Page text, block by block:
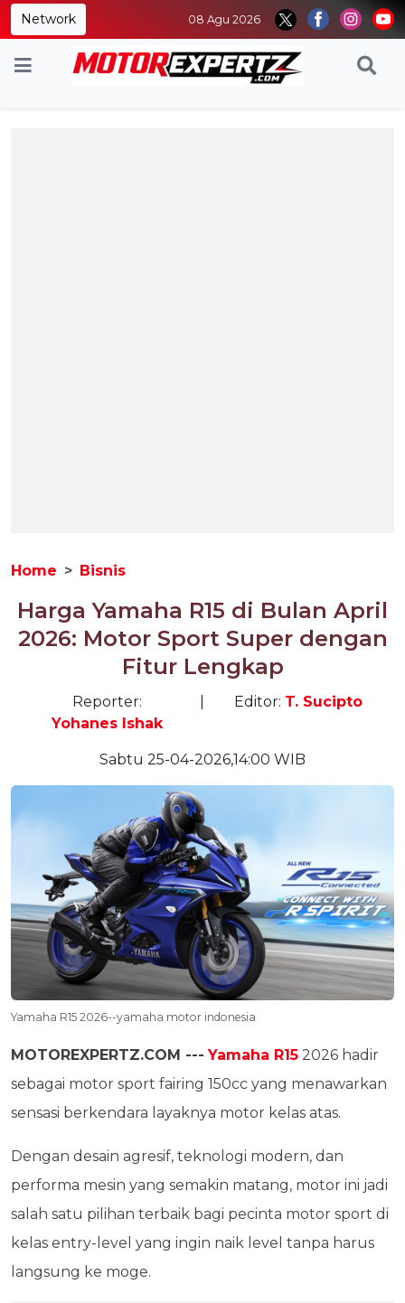
Network 08 Agu 2026
Home Bisnis
Harga Yamaha R15 di Bulan April
2026: Motor Sport Super dengan
Fitur Lengkap
Reporter:
Yohanes Ishak
Editor: T. Sucipto
Sabtu 25-04-2026,14:00 WIB
Yamaha R15 2026--yamaha motor indonesia
MOTOREXPERTZ.COM --- Yamaha R15 2026 hadir
sebagai motor sport fairing 150cc yang menawarkan
sensasi berkendara layaknya motor kelas atas.
Dengan desain agresif, teknologi modern, dan
performa mesin yang semakin matang, motor ini jadi
salah satu pilihan terbaik bagi pecinta motor sport di
kelas entry-level yang ingin naik level tanpa harus
langsung ke moge.